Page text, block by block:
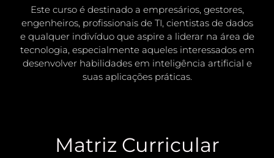
Este curso é destinado a empresários, gestores,
engenheiros, profissionais de TI, cientistas de dados
e qualquer indivíduo que aspire a liderar na área de
tecnologia, especialmente aqueles interessados em
desenvolver habilidades em inteligência artificial e
suas aplicações práticas.
Matriz Curricular